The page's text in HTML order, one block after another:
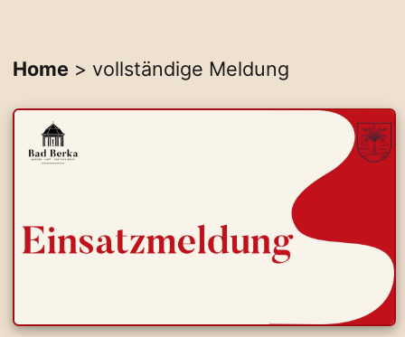
Home > vollständige Meldung